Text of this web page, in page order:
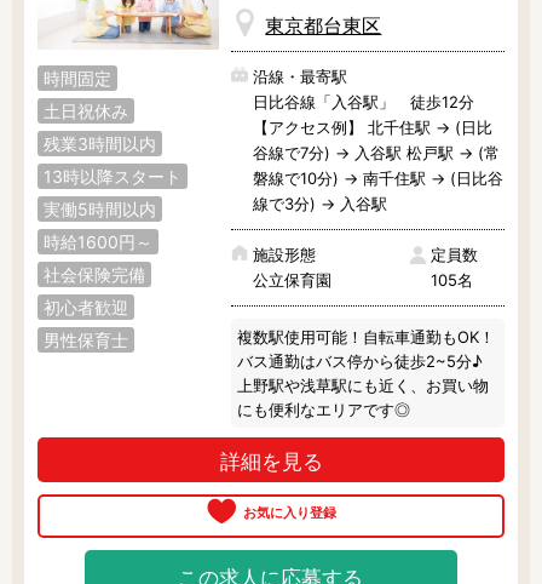
時間固定
土日祝休み
残業3時間以内
13時以降スタート
実働5時間以内
時給1600円～
社会保険完備
初心者歓迎
男性保育士
東京都台東区
沿線・最寄駅
日比谷線「入谷駅」 徒歩12分
【アクセス例】 北千住駅 → (日比
谷線で7分) → 入谷駅 松戸駅 → (常
磐線で10分) → 南千住駅 → (日比谷
線で3分) → 入谷駅
施設形態
公立保育園
定員数
105名
複数駅使用可能！自転車通勤もOK！
バス通勤はバス停から徒歩2~5分♪
上野駅や浅草駅にも近く、お買い物
にも便利なエリアです◎
詳細を見る
この求人に応募する